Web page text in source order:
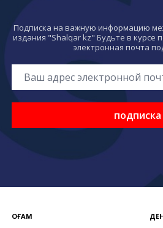
Подписка на важную информацию
издания "Shalqar kz" Будьте в курсе
электронная почта
подписка
ҚОҒАМ